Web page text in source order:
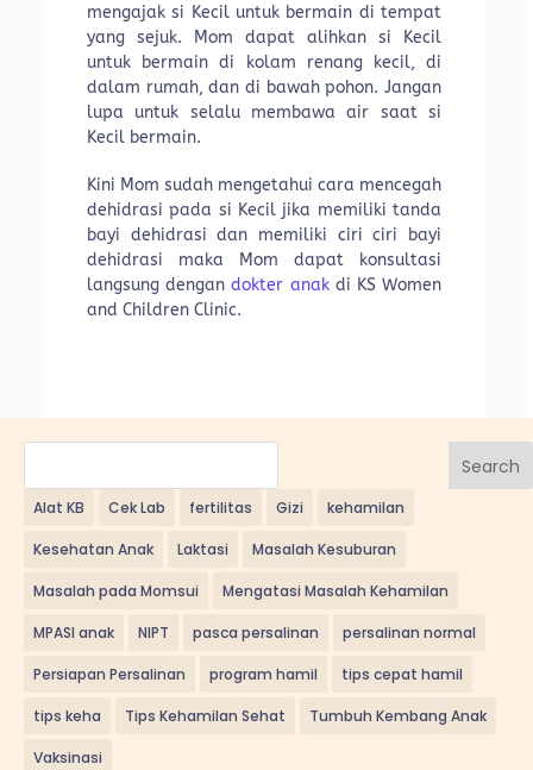
mengajak si Kecil untuk bermain di tempat
yang sejuk. Mom dapat alihkan si Kecil
untuk bermain di kolam renang kecil, di
dalam rumah, dan di bawah pohon. Jangan
lupa untuk selalu membawa air saat si
Kecil bermain.
Kini Mom sudah mengetahui cara mencegah
dehidrasi pada si Kecil jika memiliki tanda
bayi dehidrasi dan memiliki ciri ciri bayi
dehidrasi
maka Mom dapat konsultasi
langsung dengandokter anakdi KS Women
and Children Clinic.
Search
Alat KB Cek Lab fertilitas Gizi kehamilan
Kesehatan Anak Laktasi Masalah Kesuburan
Masalah pada Momsui Mengatasi Masalah Kehamilan
MPASI anak NIPT pasca persalinan persalinan normal
Persiapan Persalinan program hamil tips cepat hamil
tips keha Tips Kehamilan Sehat Tumbuh Kembang Anak
Vaksinasi